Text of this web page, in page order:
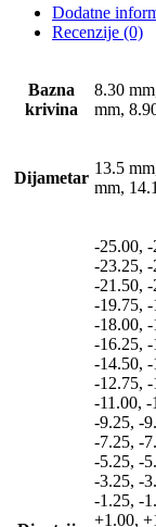
Dodatne
Recenzije (0)
Bazna
krivina
8.30
mm,
Dijametar
13.5
mm,
-25.00,
-23.25,
-21.50,
-19.75,
-18.00,
-16.25,
-14.50,
-12.75, -
-11.00,
-9.25, -
-7.25, -
-5.25, -
-3.25, -
-1.25, -
+1.00,